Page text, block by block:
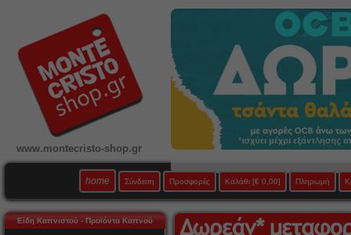
www.montecristo-shop.gr
home Σύνδεση Προσφορές Καλάθι [€ 0,00] Πληρωμή
Είδη Καπνιστού - Προϊόντα Καπνού